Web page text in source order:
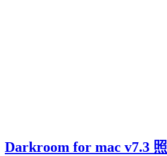
Darkroom for mac v7.3